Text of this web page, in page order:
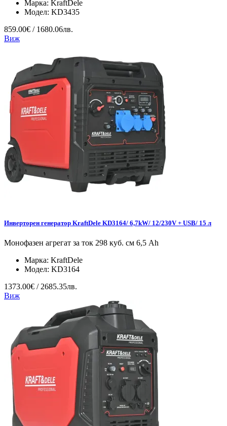
Марка: KraftDele
Модел: KD3435
859.00€ / 1680.06лв.
Виж
Инверторен генератор KraftDele KD3164/ 6,7kW/ 12/230V + USB/ 15 л
Монофазен агрегат за ток 298 куб. см 6,5 Ah
Марка: KraftDele
Модел: KD3164
1373.00€ / 2685.35лв.
Виж